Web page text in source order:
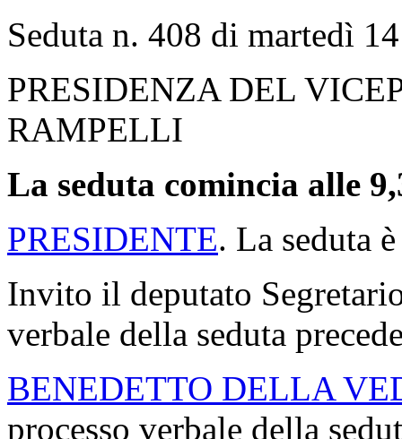
Seduta n. 408 di martedì
PRESIDENZA DEL
RAMPELLI
La seduta comincia alle
PRESIDENTE. La seduta
Invito il deputato
verbale della seduta
BENEDETTO DELLA
processo verbale della